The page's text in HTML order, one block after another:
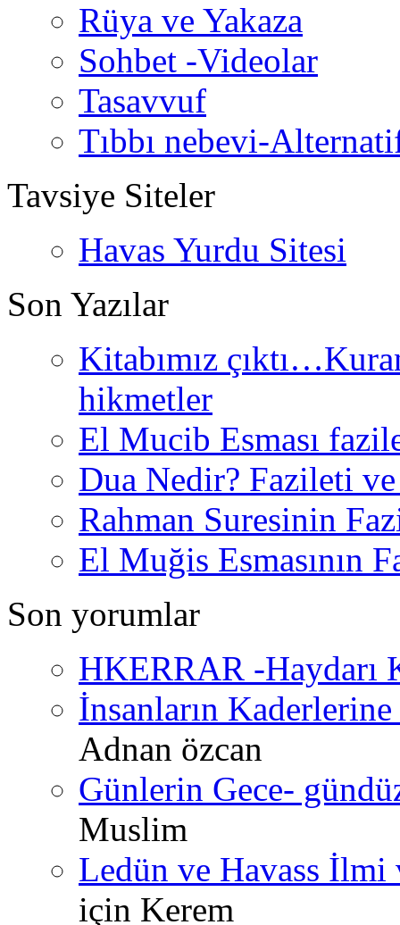
Rüya ve Yakaza
Sohbet -Videolar
Tasavvuf
Tıbbı nebevi-
Tavsiye Siteler
Havas Yurdu Sitesi
Son Yazılar
Kitabımız
hikmetler
El Mucib Esması
Dua Nedir? Fazileti
Rahman Suresinin
El Muğis Esmasının
Son yorumlar
HKERRAR -Haydarı
İnsanların
Adnan özcan
Günlerin Gece-
Muslim
Ledün ve Havass İlmi
için Kerem